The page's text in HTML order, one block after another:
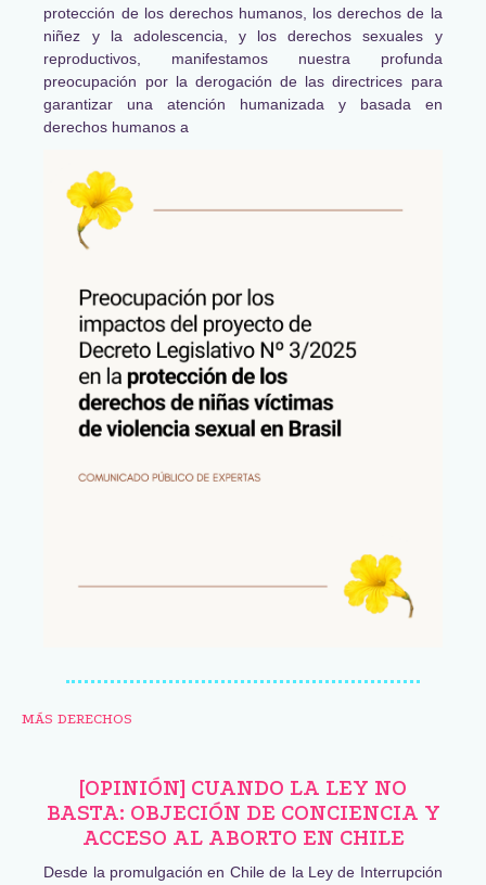
protección de los derechos humanos, los derechos de la
niñez y la adolescencia, y los derechos sexuales y
reproductivos, manifestamos nuestra profunda
preocupación por la derogación de las directrices para
garantizar una atención humanizada y basada en
derechos humanos a
MÁS DERECHOS
[OPINIÓN] CUANDO LA LEY NO
BASTA: OBJECIÓN DE CONCIENCIA Y
ACCESO AL ABORTO EN CHILE
Desde la promulgación en Chile de la Ley de Interrupción